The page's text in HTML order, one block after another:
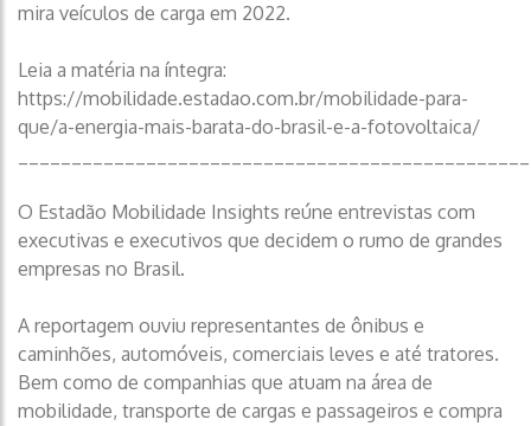
mira veículos de carga em 2022.
Leia a matéria na íntegra:
https://mobilidade.estadao.com.br/mobilidade-para-
que/a-energia-mais-barata-do-brasil-e-a-fotovoltaica/
O Estadão Mobilidade Insights reúne entrevistas com
executivas e executivos que decidem o rumo de grandes
empresas no Brasil.
A reportagem ouviu representantes de ônibus e
caminhões, automóveis, comerciais leves e até tratores.
Bem como de companhias que atuam na área de
mobilidade, transporte de cargas e passageiros e compra